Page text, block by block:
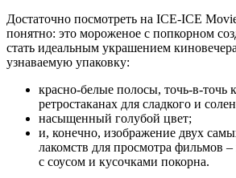
Достаточно посмотреть на ICE-ICE
понятно: это мороженое с попкорном
стать идеальным украшением
узнаваемую упаковку:
красно-белые полосы, точь-в-точь
ретростаканах для сладкого и
насыщенный голубой цвет;
и, конечно, изображение двух
лакомств для просмотра фильмов
с соусом и кусочками покорна.